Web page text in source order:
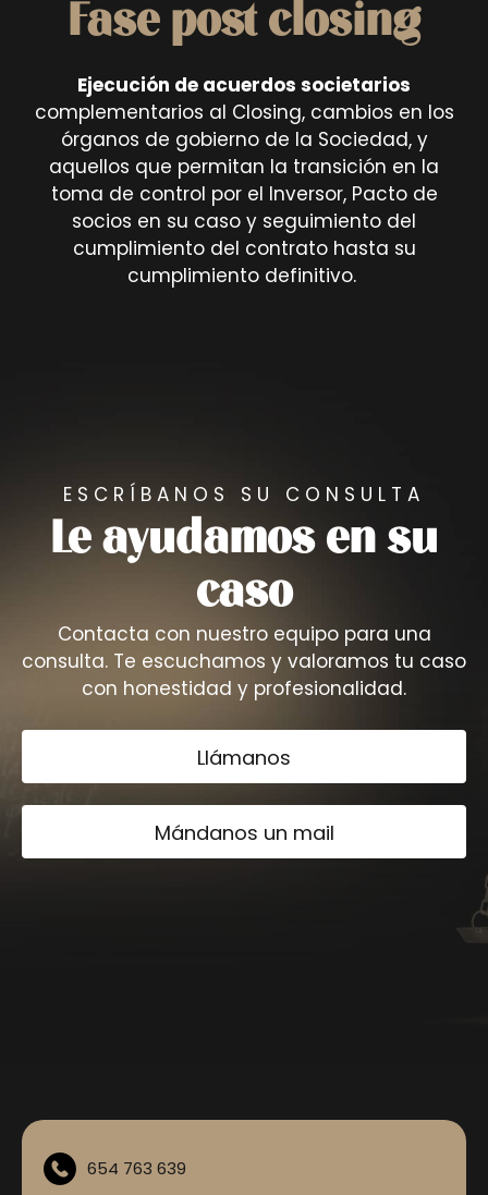
Fase post closing
Ejecución de acuerdos societarios
complementarios al Closing, cambios en los
órganos de gobierno de la Sociedad, y
aquellos que permitan la transición en la
toma de control por el Inversor, Pacto de
socios en su caso y seguimiento del
cumplimiento del contrato hasta su
cumplimiento definitivo.
ESCRÍBANOS SU CONSULTA
Le ayudamos en su
caso
Contacta con nuestro equipo para una
consulta. Te escuchamos y valoramos tu caso
con honestidad y profesionalidad.
Llámanos
Mándanos un mail
654 763 639